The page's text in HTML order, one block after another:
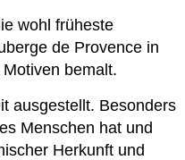
wohl früheste
de Provence in
bemalt.
ausgestellt. Besonders
Menschen hat und
Herkunft und